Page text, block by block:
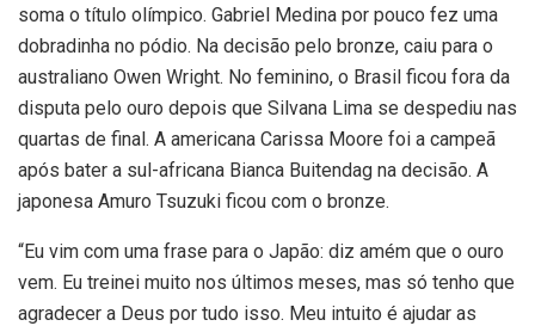
soma o título olímpico. Gabriel Medina por pouco fez uma
dobradinha no pódio. Na decisão pelo bronze, caiu para o
australiano Owen Wright. No feminino, o Brasil ficou fora da
disputa pelo ouro depois que Silvana Lima se despediu nas
quartas de final. A americana Carissa Moore foi a campeã
após bater a sul-africana Bianca Buitendag na decisão. A
japonesa Amuro Tsuzuki ficou com o bronze.
“Eu vim com uma frase para o Japão: diz amém que o ouro
vem. Eu treinei muito nos últimos meses, mas só tenho que
agradecer a Deus por tudo isso. Meu intuito é ajudar as